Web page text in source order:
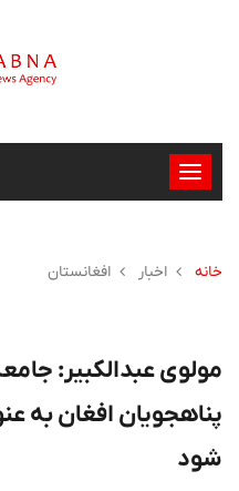
تغییر
وضعیت
خانه
اخبار افغانستان
مولوی عبدالکبیر:
پناهجویان افغان به
شود